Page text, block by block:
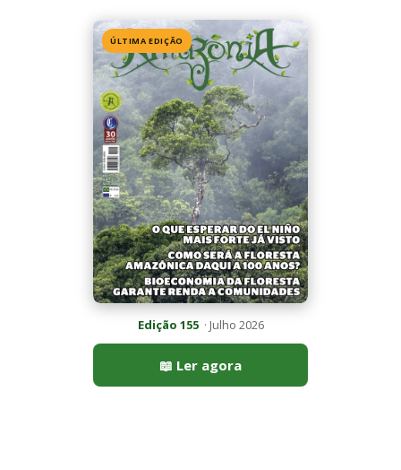
Edição 155· Julho 2026
📖 Ler agora
Mais lidas da semana